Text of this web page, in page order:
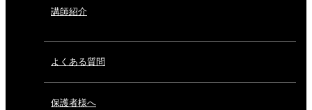
講師紹介
よくある質問
保護者様へ